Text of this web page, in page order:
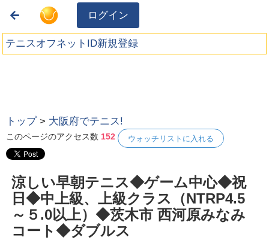
ログイン
テニスオフネットID新規登録
トップ > 大阪府でテニス!
このページのアクセス数 152 ウォッチリストに入れる
涼しい早朝テニス◆ゲーム中心◆祝
日◆中上級、上級クラス（NTRP4.5
～５.0以上）◆茨木市 西河原みなみ
コート◆ダブルス